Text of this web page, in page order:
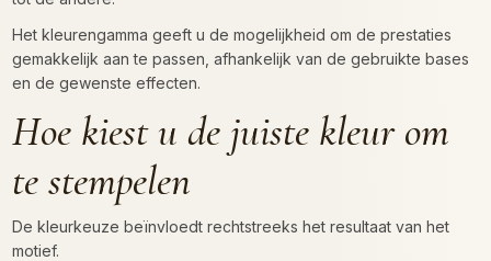
Het kleurengamma geeft u de mogelijkheid om de prestaties
gemakkelijk aan te passen, afhankelijk van de gebruikte bases
en de gewenste effecten.
Hoe kiest u de juiste kleur om
te stempelen
De kleurkeuze beïnvloedt rechtstreeks het resultaat van het
motief.